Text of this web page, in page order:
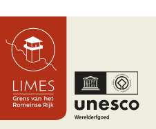
e
d
e
z
e
p
e
l
d
e
z
e
p
e
d
e
z
e
p
e
e
p